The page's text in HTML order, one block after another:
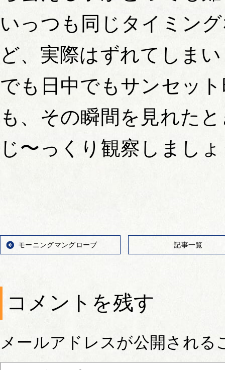
いっつも同じタイミン
ど、実際はずれてしま
でも日中でもサンセッ
も、その瞬間を見れた
じ〜っくり観察しまし
モーニングマングローブ 記事一覧
コメントを残す
メールアドレスが公開される